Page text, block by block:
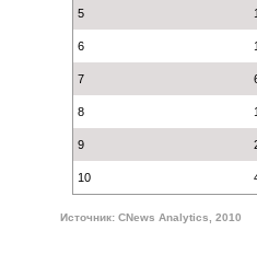
5
6
7
8
9
10
Источник: CNews Analytics, 2010